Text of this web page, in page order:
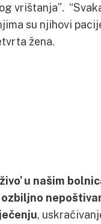
vrištanja”.
su njihovi
žena.
u našim
,